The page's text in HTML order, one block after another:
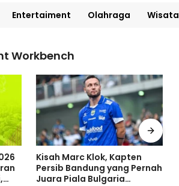
Entertaiment Olahraga Wisata
Workbench
Levner Consulting Dampingi
Perusahaan Indonesia
Perkuat Tata Kelola melalui